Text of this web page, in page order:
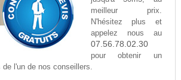
meilleur prix.
N'hésitez plus et
appelez nous au
07.56.78.02.30
pour obtenir un
l'un de nos conseillers.